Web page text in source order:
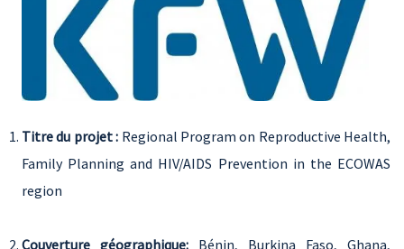
Titre du projet : Regional Program on Reproductive Health,
Family Planning and HIV/AIDS Prevention in the ECOWAS
region
Couverture géographique: Bénin, Burkina Faso, Ghana,